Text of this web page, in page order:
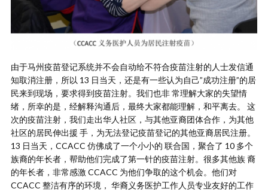
由于马州疫苗登记系统并不会自动给不符合疫苗注射的人士发信通
知取消注册，所以 13 日当天，还是有一些认为自己”成功注册”的居
民来到现场，要求得到疫苗注射。我们也非 常理解大家的失望情
绪，所幸的是，经解释沟通后，最终大家都能理解，和平离去。 这
次的疫苗注射，我们走出华人社区，与其他亚裔团体合作，为其他
社区的居民伸出援 手，为无法登记疫苗登记的其他亚裔居民注册。
13 日当天，CCACC 仿佛成了一个小小的 联合国，聚合了 10 多个
族裔的年长者，帮助他们完成了第一针的疫苗注射。很多其他族 裔
的年长者，非常感激 CCACC 为他们争取的这个机会。他们对
CCACC 整洁有序的环境， 华裔义务医护工作人员专业友好的工作